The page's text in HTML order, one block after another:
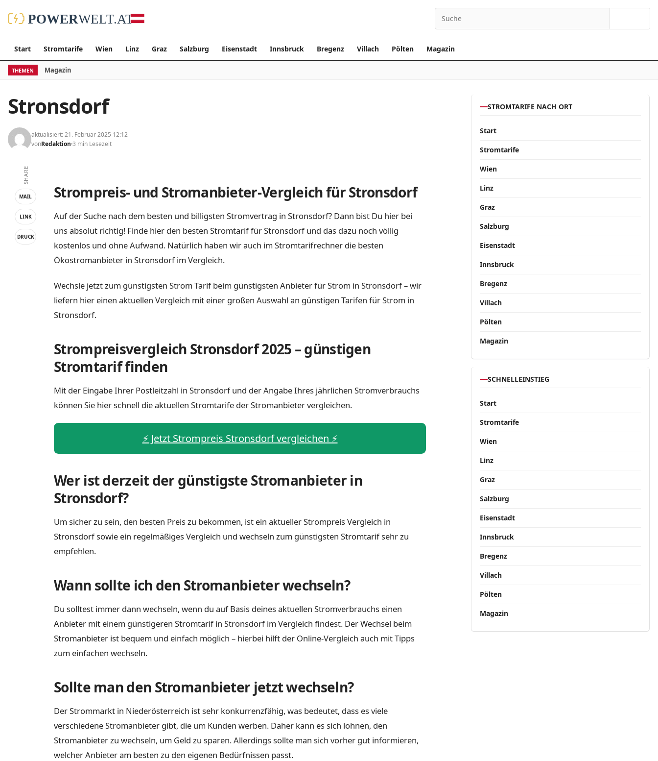
Start Stromtarife Wien Linz Graz Salzburg Eisenstadt Innsbruck Bregenz Villach Pölten Magazin
THEMEN Magazin
Stronsdorf
aktualisiert: 21. Februar 2025 12:12
vonRedaktion 3 min Lesezeit
SHARE
MAIL
LINK
DRUCK
Strompreis- und Stromanbieter-Vergleich für Stronsdorf
Auf der Suche nach dem besten und billigsten Stromvertrag in Stronsdorf? Dann bist Du hier bei
uns absolut richtig! Finde hier den besten Stromtarif für Stronsdorf und das dazu noch völlig
kostenlos und ohne Aufwand. Natürlich haben wir auch im Stromtarifrechner die besten
Ökostromanbieter in Stronsdorf im Vergleich.
Wechsle jetzt zum günstigsten Strom Tarif beim günstigsten Anbieter für Strom in Stronsdorf – wir
liefern hier einen aktuellen Vergleich mit einer großen Auswahl an günstigen Tarifen für Strom in
Stronsdorf.
Strompreisvergleich Stronsdorf 2025 – günstigen
Stromtarif finden
Mit der Eingabe Ihrer Postleitzahl in Stronsdorf und der Angabe Ihres jährlichen Stromverbrauchs
können Sie hier schnell die aktuellen Stromtarife der Stromanbieter vergleichen.
⚡️ Jetzt Strompreis Stronsdorf vergleichen ⚡️
Wer ist derzeit der günstigste Stromanbieter in
Stronsdorf?
Um sicher zu sein, den besten Preis zu bekommen, ist ein aktueller Strompreis Vergleich in
Stronsdorf sowie ein regelmäßiges Vergleich und wechseln zum günstigsten Stromtarif sehr zu
empfehlen.
Wann sollte ich den Stromanbieter wechseln?
Du solltest immer dann wechseln, wenn du auf Basis deines aktuellen Stromverbrauchs einen
Anbieter mit einem günstigeren Stromtarif in Stronsdorf im Vergleich findest. Der Wechsel beim
Stromanbieter ist bequem und einfach möglich – hierbei hilft der Online-Vergleich auch mit Tipps
zum einfachen wechseln.
Sollte man den Stromanbieter jetzt wechseln?
Der Strommarkt in Niederösterreich ist sehr konkurrenzfähig, was bedeutet, dass es viele
verschiedene Stromanbieter gibt, die um Kunden werben. Daher kann es sich lohnen, den
Stromanbieter zu wechseln, um Geld zu sparen. Allerdings sollte man sich vorher gut informieren,
welcher Anbieter am besten zu den eigenen Bedürfnissen passt.
STROMTARIFE NACH ORT
Start
Stromtarife
Wien
Linz
Graz
Salzburg
Eisenstadt
Innsbruck
Bregenz
Villach
Pölten
Magazin
SCHNELLEINSTIEG
Start
Stromtarife
Wien
Linz
Graz
Salzburg
Eisenstadt
Innsbruck
Bregenz
Villach
Pölten
Magazin